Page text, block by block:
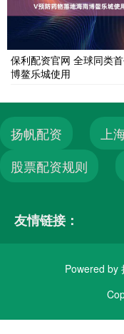
保利配资官网 全球同类
博鳌乐城使用
扬帆配资
上
股票配资规则
友情链接：
Powered by